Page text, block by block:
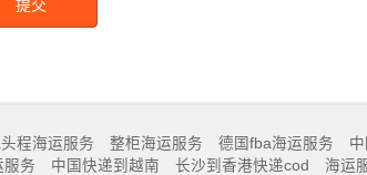
提交
程海运服务 整柜海运服务 德国fba海运服务
服务 中国快递到越南 长沙到香港快递cod 海运